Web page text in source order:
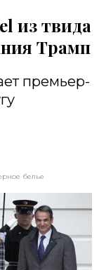
из твида
Трамп
премьер-
белье